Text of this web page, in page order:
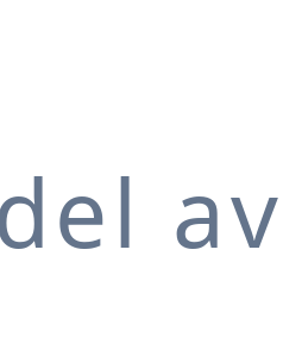
av